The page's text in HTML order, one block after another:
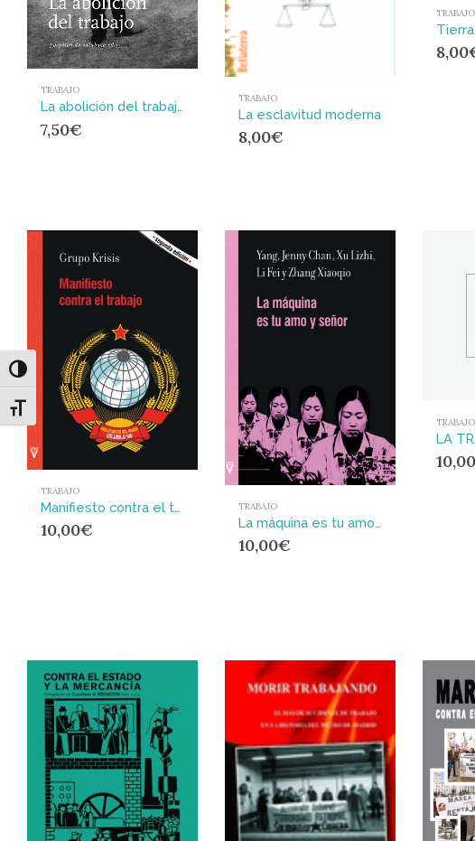
Alternar alto contraste
Alternar tamaño de letra
TRABAJO
La abolición del trabajo
7,50€
TRABAJO
La esclavitud moderna
8,00€
TRABAJO
8,00
TRABAJO
Manifiesto contra el trabajo
10,00€
TRABAJO
La máquina es tu amo y señor
10,00€
TRABAJO
10,00